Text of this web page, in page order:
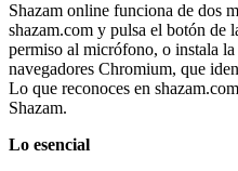
Shazam online funciona de dos
shazam.com y pulsa el botón de
permiso al micrófono, o instala
navegadores Chromium, que
Lo que reconoces en
Shazam.
Lo esencial